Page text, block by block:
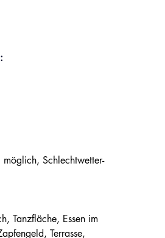
Schlechtwetter-
Tanzfläche, Essen im
Terrasse,